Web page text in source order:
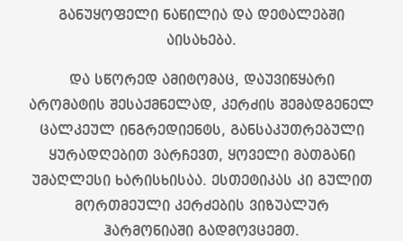
განუყოფელი ნაწილია და დეტალებში
აისახება.
და სწორედ ამიტომაც, დაუვიწყარი
არომატის შესაქმნელად, კერძის შემადგენელ
ცალკეულ ინგრედიენტს, განსაკუთრებული
ყურადღებით ვარჩევთ, ყოველი მათგანი
უმაღლესი ხარისხისაა. ესთეტიკას კი გულით
მორთმეული კერძების ვიზუალურ
ჰარმონიაში გადმოვცემთ.